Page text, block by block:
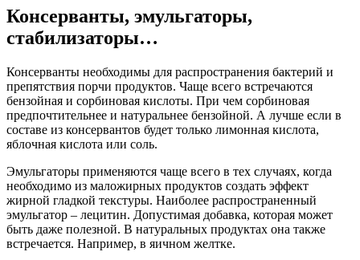
Консерванты, эмульгаторы,
стабилизаторы…
Консерванты необходимы для распространения бактерий и
препятствия порчи продуктов. Чаще всего встречаются
бензойная и сорбиновая кислоты. При чем сорбиновая
предпочтительнее и натуральнее бензойной. А лучше если в
составе из консервантов будет только лимонная кислота,
яблочная кислота или соль.
Эмульгаторы применяются чаще всего в тех случаях, когда
необходимо из маложирных продуктов создать эффект
жирной гладкой текстуры. Наиболее распространенный
эмульгатор – лецитин. Допустимая добавка, которая может
быть даже полезной. В натуральных продуктах она также
встречается. Например, в яичном желтке.